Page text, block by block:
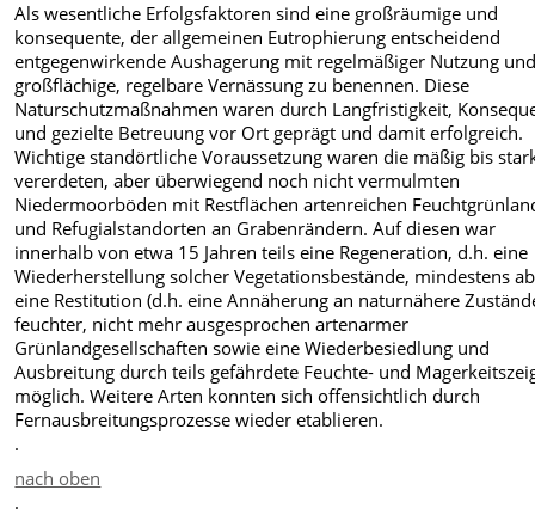
Als wesentliche Erfolgsfaktoren sind eine großräumige und
konsequente, der allgemeinen Eutrophierung entscheidend
entgegenwirkende Aushagerung mit regelmäßiger Nutzung
großflächige, regelbare Vernässung zu benennen. Diese
Naturschutzmaßnahmen waren durch Langfristigkeit,
und gezielte Betreuung vor Ort geprägt und damit erfolgreich.
Wichtige standörtliche Voraussetzung waren die mäßig bis
vererdeten, aber überwiegend noch nicht vermulmten
Niedermoorböden mit Restflächen artenreichen
und Refugialstandorten an Grabenrändern. Auf diesen war
innerhalb von etwa 15 Jahren teils eine Regeneration, d.h. eine
Wiederherstellung solcher Vegetationsbestände, mindestens
eine Restitution (d.h. eine Annäherung an naturnähere
feuchter, nicht mehr ausgesprochen artenarmer
Grünlandgesellschaften sowie eine Wiederbesiedlung und
Ausbreitung durch teils gefährdete Feuchte- und
möglich. Weitere Arten konnten sich offensichtlich durch
Fernausbreitungsprozesse wieder etablieren.
.
nach oben
.